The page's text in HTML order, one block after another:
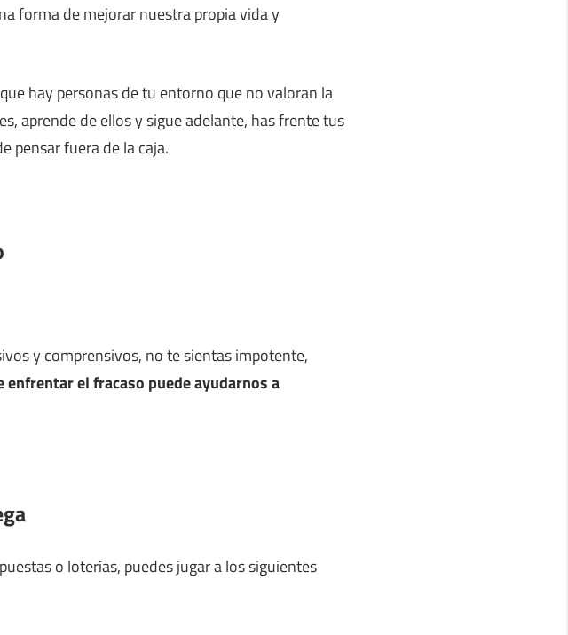
forma de mejorar nuestra propia vida y
hay personas de tu entorno que no valoran la
aprende de ellos y sigue adelante, has frente tus
pensar fuera de la caja.
y comprensivos, no te sientas impotente,
enfrentar el fracaso puede ayudarnos a
o loterías, puedes jugar a los siguientes